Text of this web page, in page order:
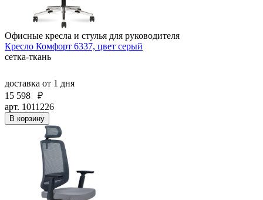
Офисные кресла и стулья для руководителя
Кресло Комфорт 6337, цвет серый
сетка-ткань
доставка от 1 дня
15 598
₽
арт. 1011226
В корзину